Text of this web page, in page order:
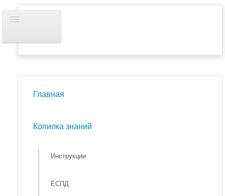
навигацию
Новости
Главная
Копилка знаний
Инструкции
ЕСПД